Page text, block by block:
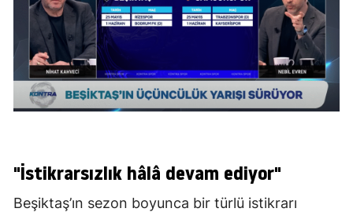
"İstikrarsızlık hâlâ devam ediyor"
Beşiktaş’ın sezon boyunca bir türlü istikrarı